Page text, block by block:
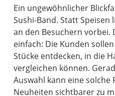
Ein ungewöhnlicher
Sushi-Band. Statt
an den Besuchern vorbei.
einfach: Die Kunden
Stücke entdecken, in die
vergleichen können.
Auswahl kann eine solche
Neuheiten sichtbarer zu